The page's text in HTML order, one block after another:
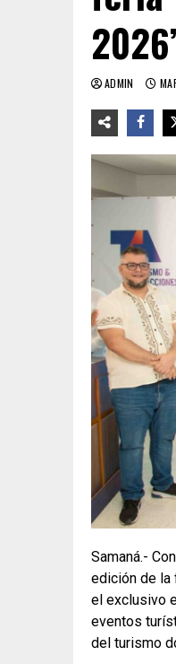
ADMIN
Samaná.-
edición de la
el exclusivo
eventos
del turismo